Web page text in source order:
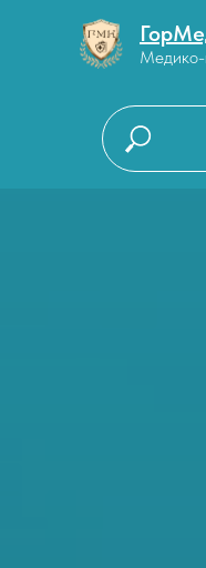
Медико-